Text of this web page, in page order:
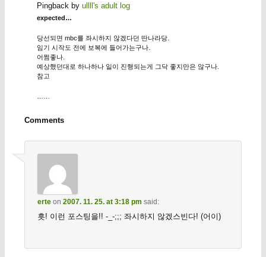
Pingback by ullll's adult log
expected…
당선되면 mbc를 좌시하지 않겠다던 딴나라당.
임기 시작도 전에 보복에 들어가는구나.
어쩜좋나.
예상했던대로 하나하나 일이 진행되는게 그닥 좋지만은 않구나.
참고
Comments
erteon 2007. 11. 25. at 3:18 pm said:
흣! 이런 포스팅을!! -_-;;; 좌시하지 않겠스빈다! (어이)